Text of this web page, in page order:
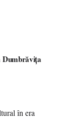
Dumbrăvița